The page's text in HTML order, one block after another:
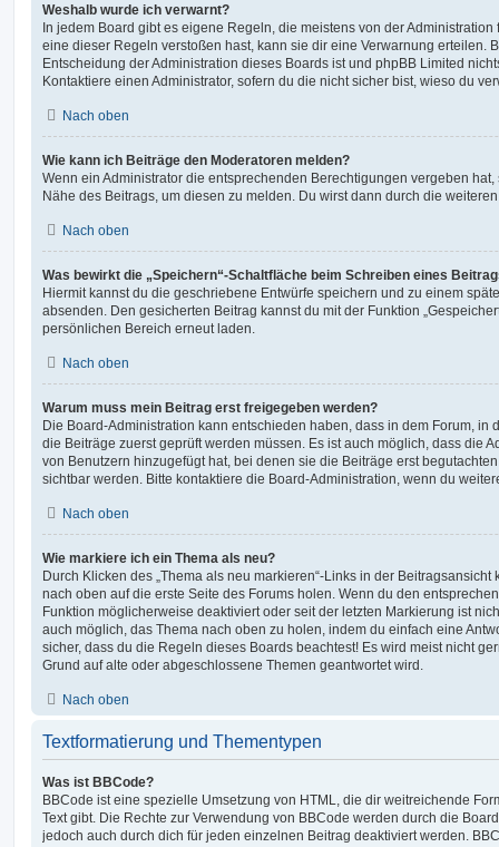
Weshalb wurde ich verwarnt?
In jedem Board gibt es eigene Regeln, die meistens von der
eine dieser Regeln verstoßen hast, kann sie dir eine Verwarnung erteilen.
Entscheidung der Administration dieses Boards ist und phpBB Limited
Kontaktiere einen Administrator, sofern du die nicht sicher bist, wieso du
Nach oben
Wie kann ich Beiträge den Moderatoren melden?
Wenn ein Administrator die entsprechenden Berechtigungen vergeben
Nähe des Beitrags, um diesen zu melden. Du wirst dann durch die
Nach oben
Was bewirkt die „Speichern“-Schaltfläche beim Schreiben eines
Hiermit kannst du die geschriebene Entwürfe speichern und zu einem
absenden. Den gesicherten Beitrag kannst du mit der Funktion
persönlichen Bereich erneut laden.
Nach oben
Warum muss mein Beitrag erst freigegeben werden?
Die Board-Administration kann entschieden haben, dass in dem Forum, in
die Beiträge zuerst geprüft werden müssen. Es ist auch möglich, dass die
von Benutzern hinzugefügt hat, bei denen sie die Beiträge erst
sichtbar werden. Bitte kontaktiere die Board-Administration, wenn du
Nach oben
Wie markiere ich ein Thema als neu?
Durch Klicken des „Thema als neu markieren“-Links in der
nach oben auf die erste Seite des Forums holen. Wenn du den
Funktion möglicherweise deaktiviert oder seit der letzten Markierung ist
auch möglich, das Thema nach oben zu holen, indem du einfach eine
sicher, dass du die Regeln dieses Boards beachtest! Es wird meist nicht
Grund auf alte oder abgeschlossene Themen geantwortet wird.
Nach oben
Textformatierung und Thementypen
Was ist BBCode?
BBCode ist eine spezielle Umsetzung von HTML, die dir weitreichende
Text gibt. Die Rechte zur Verwendung von BBCode werden durch die
jedoch auch durch dich für jeden einzelnen Beitrag deaktiviert werden.